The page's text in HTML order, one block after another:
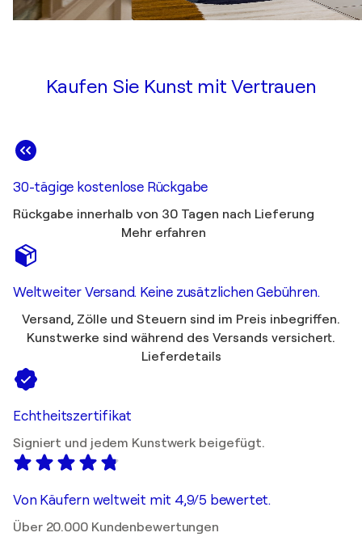
Kaufen Sie Kunst mit Vertrauen
30-tägige kostenlose Rückgabe
Rückgabe innerhalb von 30 Tagen nach Lieferung
Mehr erfahren
Weltweiter Versand. Keine zusätzlichen Gebühren.
Versand, Zölle und Steuern sind im Preis inbegriffen.
Kunstwerke sind während des Versands versichert.
Lieferdetails
Echtheitszertifikat
Signiert und jedem Kunstwerk beigefügt.
Von Käufern weltweit mit 4,9/5 bewertet.
Über 20.000 Kundenbewertungen